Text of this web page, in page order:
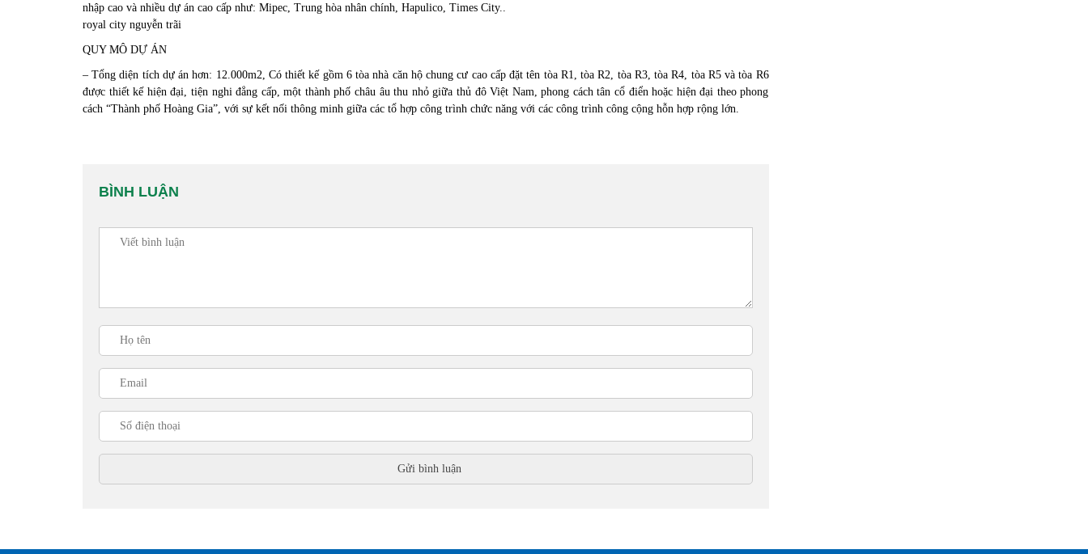
nhập cao và nhiều dự án cao cấp như: Mipec, Trung hòa nhân chính, Hapulico, Times City..
royal city nguyễn trãi
QUY MÔ DỰ ÁN
– Tổng diện tích dự án hơn: 12.000m2, Có thiết kế gồm 6 tòa nhà căn hộ chung cư cao cấp đặt tên tòa R1, tòa R2, tòa R3, tòa R4, tòa R5 và tòa R6
được thiết kế hiện đại, tiện nghi đẳng cấp, một thành phố châu âu thu nhỏ giữa thủ đô Việt Nam, phong cách tân cổ điển hoặc hiện đại theo phong
cách “Thành phố Hoàng Gia”, với sự kết nối thông minh giữa các tổ hợp công trình chức năng với các công trình công cộng hỗn hợp rộng lớn.
BÌNH LUẬN